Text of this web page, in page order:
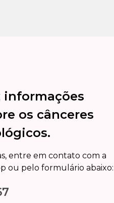
informações
os cânceres
entre em contato com a
ou pelo formulário abaixo: